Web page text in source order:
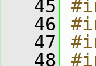
   45
   46
   47
   48